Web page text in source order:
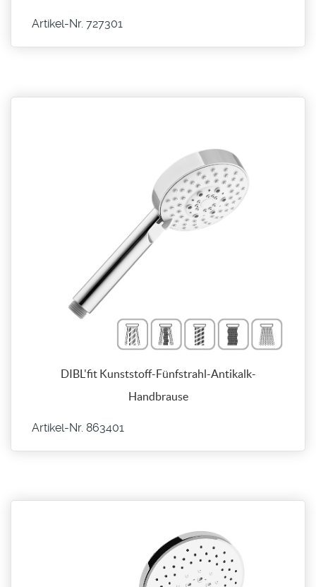
Artikel-Nr. 727301
DIBL'fit Kunststoff-Fünfstrahl-Antikalk-
Handbrause
Artikel-Nr. 863401